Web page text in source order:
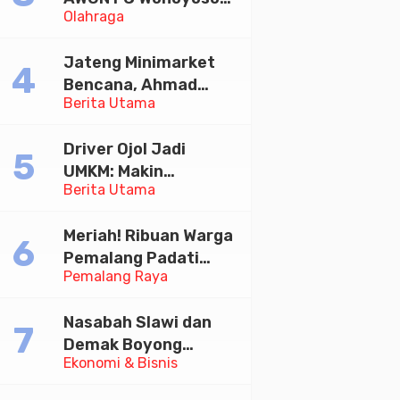
Olahraga
Juara Bhayangkara
Berita Utama
Jateng Minimarket
Bencana, Ahmad
Luthfi Minta PMI Jadi
Berita Utama
Driver Ojol Jadi
UMKM: Makin
Sejahtera atau
Diskusi Paramadina
Pemalang Raya
Meriah! Ribuan Warga
Pemalang Padati
Kirab Festival Kamir
Ekonomi & Bisnis
Nasabah Slawi dan
Demak Boyong
Toyota Innova Zenix